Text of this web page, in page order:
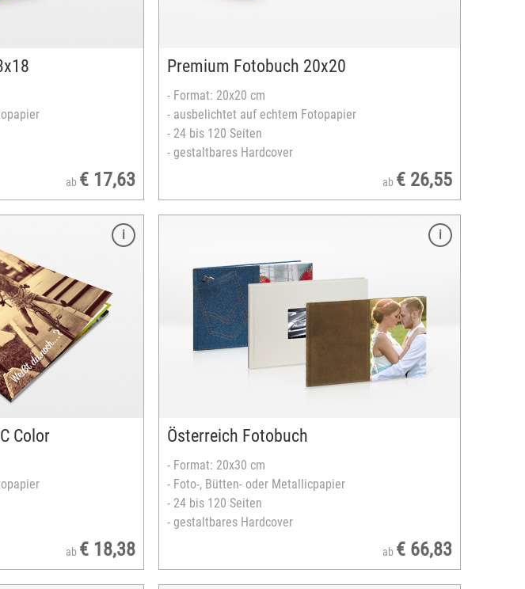
ab € 17,63
Premium Fotobuch 20x20
- Format: 20x20 cm
- ausbelichtet auf echtem Fotopapier
- 24 bis 120 Seiten
- gestaltbares Hardcover
ab € 26,55
verfügbar
Color
ab € 18,38
Österreich Fotobuch
- Format: 20x30 cm
- Foto-, Bütten- oder Metallicpapier
- 24 bis 120 Seiten
- gestaltbares Hardcover
ab € 66,83
Metallic-Papier
Jeansstoff
oder Hirschleder (wie
bestickbar
verfügbar